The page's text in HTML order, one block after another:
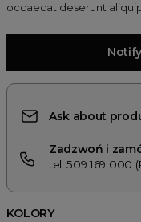
occaecat deserunt
Ask about
Zadzwoń i
tel. 509 169 000
KOLORY